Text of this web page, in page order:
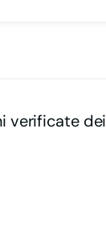
verificate